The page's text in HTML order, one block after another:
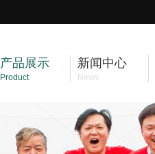
产品展示
Product
新闻中心
News